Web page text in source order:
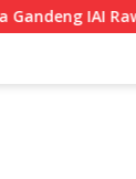
Rawa Aopa,